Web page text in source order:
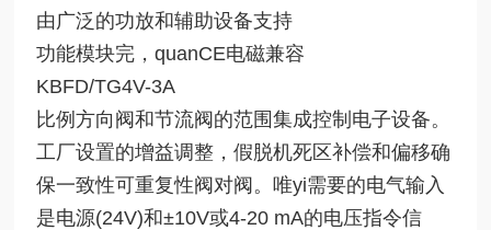
由广泛的功放和辅助设备支持
功能模块完，quanCE电磁兼容
KBFD/TG4V-3A
比例方向阀和节流阀的范围集成控制电子设备。
工厂设置的增益调整，假脱机死区补偿和偏移确
保一致性可重复性阀对阀。唯yi需要的电气输入
是电源(24V)和±10V或4-20 mA的电压指令信